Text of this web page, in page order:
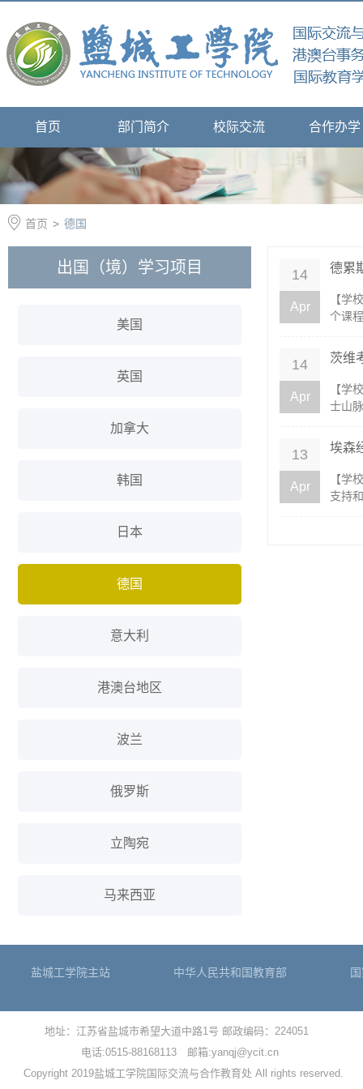
首页 部门简介 校际交流 合作办学
首页 > 德国
出国（境）学习项目
美国
英国
加拿大
韩国
日本
德国
意大利
港澳台地区
波兰
俄罗斯
立陶宛
马来西亚
14
Apr
德累
【学
个课
14
Apr
茨维
【学
士山
13
Apr
埃森
【学
支持
盐城工学院主站 中华人民共和国教育部
地址：江苏省盐城市希望大道中路1号 邮政编码：224051
电话:0515-88168113 邮箱:yanqj@ycit.cn
Copyright 2019盐城工学院国际交流与合作教育处 All rights reserved.